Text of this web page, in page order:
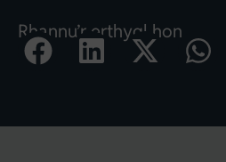
Rhannu’r erthygl hon